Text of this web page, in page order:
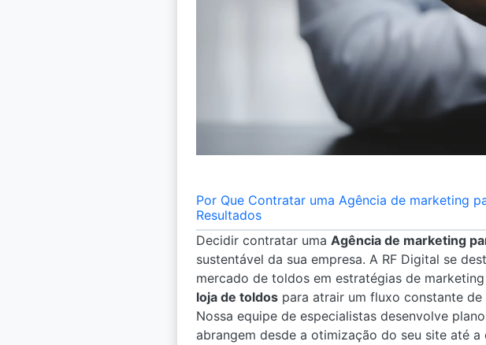
Por Que Contratar uma Agência de marketing
Resultados
Decidir contratar uma Agência de marketing
sustentável da sua empresa. A RF Digital se
mercado de toldos em estratégias de
loja de toldos para atrair um fluxo constante de
Nossa equipe de especialistas desenvolve
abrangem desde a otimização do seu site até